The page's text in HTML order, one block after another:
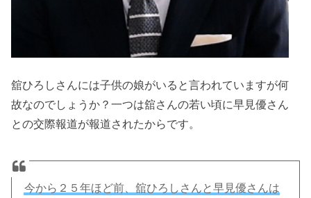
舘ひろしさんには子供の娘がいると言われていますが何
故なのでしょうか？一つは舘さんの若い頃に早見優さん
との交際報道が報道されたからです。
今から２５年ほど前、舘ひろしさんと早見優さんは